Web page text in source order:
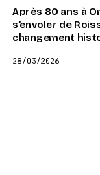
Après 80 ans à
s’envoler de
changement
28/03/2026